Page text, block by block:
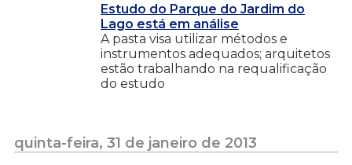
Estudo do Parque do Jardim do
Lago está em análise
A pasta visa utilizar métodos e
instrumentos adequados; arquitetos
estão trabalhando na requalificação
do estudo
quinta-feira, 31 de janeiro de 2013